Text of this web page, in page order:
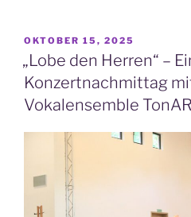
VERÖFFENTLICHT
AM
OKTOBER 15, 2025
„Lobe den Herren“ –
Konzertnachmittag
Vokalensemble